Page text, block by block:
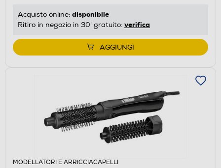
Acquisto online: disponibile
Ritiro in negozio in 30' gratuito: verifica
AGGIUNGI
MODELLATORI E ARRICCIACAPELLI